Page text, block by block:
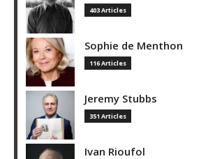
403 Articles
Sophie de Menthon
116 Articles
Jeremy Stubbs
351 Articles
Ivan Rioufol